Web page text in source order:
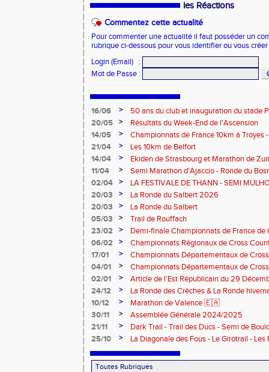
les Réactions
Commentez cette actualité
Pour commenter une actualité il faut posséder un
rubrique ci-dessous pour vous identifier ou vous
Login (Email)
:
Mot de Passe :
16/06 >
50 ans du club et inauguration du stade
20/05
>
Résultats du Week-End de l'Ascension
14/05
>
Championnats de France 10km à Troyes
Besançon
21/04 >
Les 10km de Belfort
14/04
>
Ekiden de Strasbourg et Marathon de
11/04
>
Semi Marathon d'Ajaccio - Ronde du
02/04
>
LA FESTIVALE DE THANN - SEMI
10KM BLETTERANS
20/03 >
La Ronde du Salbert 2026
20/03
>
La Ronde du Salbert
05/03
>
Trail de Rouffach
23/02
>
Demi-finale Championnats de France de
06/02
>
Championnats Régionaux de Cross
17/01
>
Championnats Départementaux de
Anjoutey
04/01 >
Championnats Départementaux de
02/01
>
Article de l'Est Républicain du 29
24/12
>
La Ronde des Crèches & La Ronde
10/12
>
Marathon de Valence 🇪🇦
30/11
>
Assemblée Générale 2024/2025
21/11
>
Dark Trail - Trail des Ducs - Semi de
de la Ste Barbe
25/10 > La Diagonale des Fous - Le Girotrail -